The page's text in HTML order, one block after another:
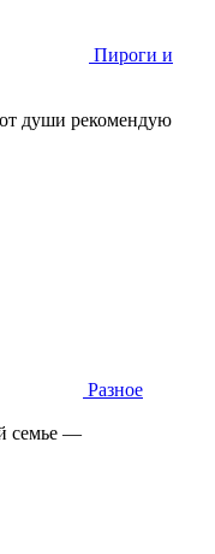
Пироги и
души рекомендую
Разное
семье —